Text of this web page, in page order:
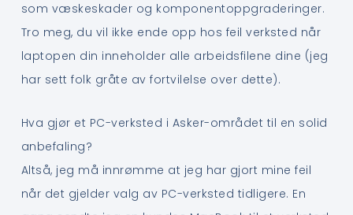
som væskeskader og komponentoppgraderinger.
Tro meg, du vil ikke ende opp hos feil verksted når
laptopen din inneholder alle arbeidsfilene dine (jeg
har sett folk gråte av fortvilelse over dette).
Hva gjør et PC-verksted i Asker-området til en solid
anbefaling?
Altså, jeg må innrømme at jeg har gjort mine feil
når det gjelder valg av PC-verksted tidligere. En